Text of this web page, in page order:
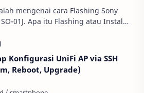
mengenai cara Flashing Sony
01J. Apa itu Flashing atau Instal
Konfigurasi UniFi AP via SSH
Reboot, Upgrade)